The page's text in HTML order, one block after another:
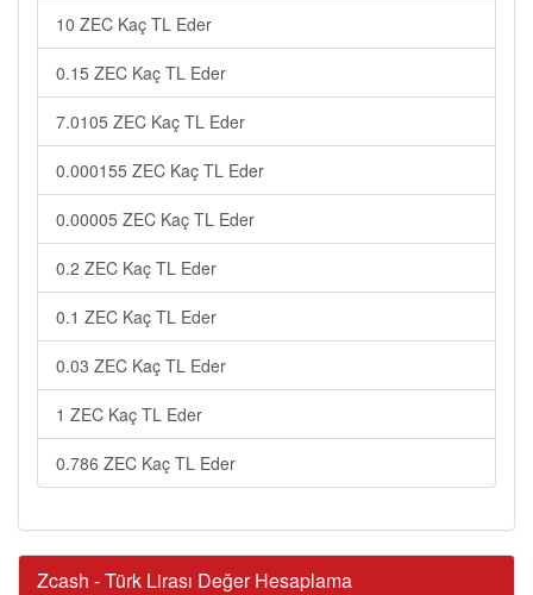
10 ZEC Kaç TL Eder
0.15 ZEC Kaç TL Eder
7.0105 ZEC Kaç TL Eder
0.000155 ZEC Kaç TL Eder
0.00005 ZEC Kaç TL Eder
0.2 ZEC Kaç TL Eder
0.1 ZEC Kaç TL Eder
0.03 ZEC Kaç TL Eder
1 ZEC Kaç TL Eder
0.786 ZEC Kaç TL Eder
Zcash - Türk Lirası Değer Hesaplama